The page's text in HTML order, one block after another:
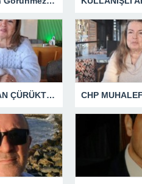
ÇÜRÜK İNSAN ÇÜRÜKTÜR